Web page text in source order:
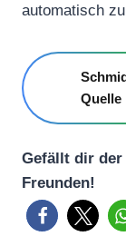
automatisch
Quelle
Gefällt dir
Freunden!